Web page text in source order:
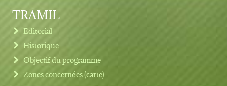
TRAMIL
Editorial
Historique
Objectif du programme
Zones concernées (carte)